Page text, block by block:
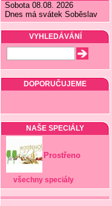
Sobota 08.08. 2026
Dnes má svátek Soběslav
VYHLEDÁVÁNÍ
DOPORUČUJEME
NAŠE SPECIÁLY
Prostřeno
všechny speciály